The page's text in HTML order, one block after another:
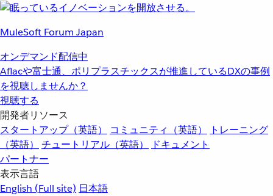
MuleSoft Forum Japan
オンデマンド配信中
Aflacや富士通、ポリプラスチックスが推進しているDXの事例
を視聴しませんか？
視聴する
開発者リソース
スタートアップ（英語）
コミュニティ（英語）
トレーニング
（英語）
チュートリアル（英語）
ドキュメント
パートナー
表示言語
English (Full site) 日本語